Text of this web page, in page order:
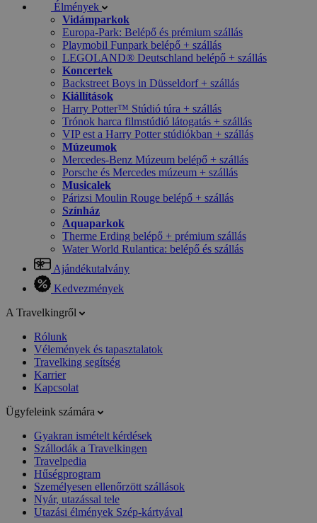
Élmények
Vidámparkok
Europa-Park: Belépő és prémium szállás
Playmobil Funpark belépő + szállás
LEGOLAND® Deutschland belépő + szállás
Koncertek
Backstreet Boys in Düsseldorf + szállás
Kiállítások
Harry Potter™ Stúdió túra + szállás
Trónok harca filmstúdió látogatás + szállás
VIP est a Harry Potter stúdiókban + szállás
Múzeumok
Mercedes-Benz Múzeum belépő + szállás
Porsche és Mercedes múzeum + szállás
Musicalek
Párizsi Moulin Rouge belépő + szállás
Színház
Aquaparkok
Therme Erding belépő + prémium szállás
Water World Rulantica: belépő és szállás
Ajándékutalvány
Kedvezmények
A Travelkingről
Rólunk
Vélemények és tapasztalatok
Travelking segítség
Karrier
Kapcsolat
Ügyfeleink számára
Gyakran ismételt kérdések
Szállodák a Travelkingen
Travelpedia
Hűségprogram
Személyesen ellenőrzött szállások
Nyár, utazással tele
Utazási élmények Szép-kártyával